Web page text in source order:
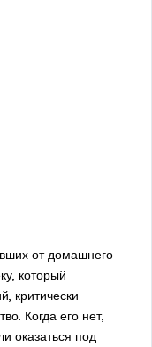
от домашнего
который
критически
Когда его нет,
оказаться под